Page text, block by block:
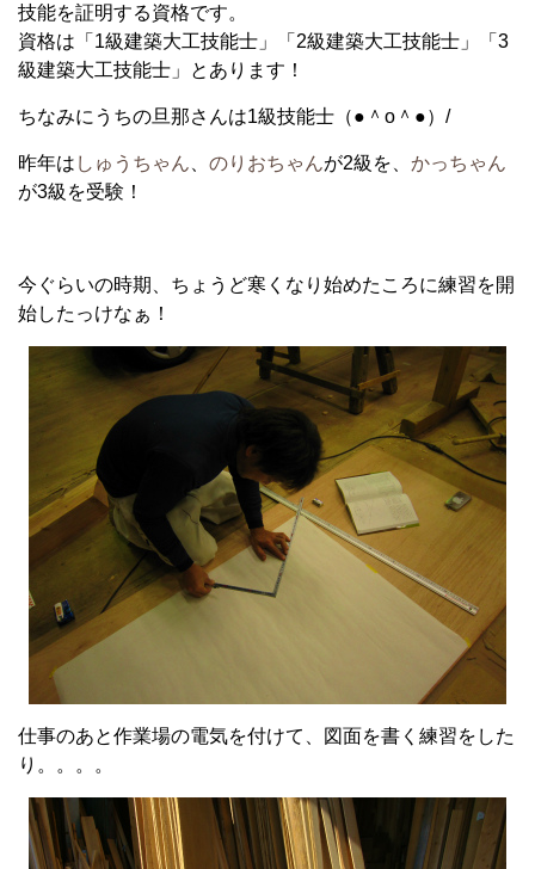
技能を証明する資格です。
資格は「1級建築大工技能士」「2級建築大工技能士」「3
級建築大工技能士」とあります！
ちなみにうちの旦那さんは1級技能士（●＾o＾●）/
昨年は しゅうちゃん のりおちゃんが2級を、 かっちゃん
が3級を受験！
今ぐらいの時期、ちょうど寒くなり始めたころに練習を開
始したっけなぁ！
仕事のあと作業場の電気を付けて、図面を書く練習をした
り。。。。